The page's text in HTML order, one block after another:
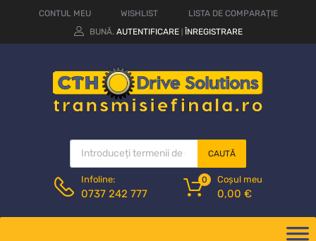
CONTUL MEU WISHLIST
LISTA DE COMPARAȚIE
BUNĂ. AUTENTIFICARE ÎNREGISTRARE
CAUTĂ
Infoline:
0737 242 777
Coșul meu
0,00 €
0